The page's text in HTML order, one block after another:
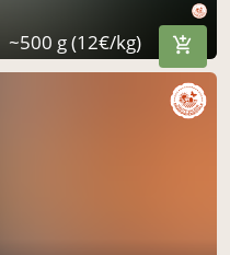
~500 g (12€/kg)